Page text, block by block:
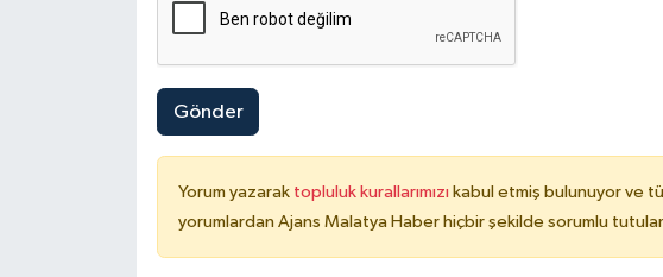
Gönder
Yorum yazarak topluluk kurallarımızı kabul etmiş bulunuyor ve
yorumlardan Ajans Malatya Haber hiçbir şekilde sorumlu